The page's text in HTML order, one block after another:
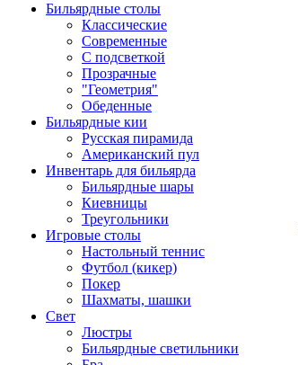
Бильярдные столы
Классические
Современные
С подсветкой
Прозрачные
"Геометрия"
Обеденные
Бильярдные кии
Русская пирамида
Американский пул
Инвентарь для бильярда
Бильярдные шары
Киевницы
Треугольники
Игровые столы
Настольный теннис
Футбол (кикер)
Покер
Шахматы, шашки
Свет
Люстры
Бильярдные светильники